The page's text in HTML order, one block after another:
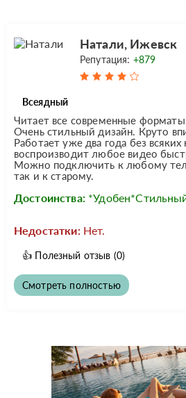
Натали, Ижевск
Репутация: +879
Всеядный
Читает все современные
Очень стильный дизайн. Круто
Работает уже два года без всяких
воспроизводит любое видео
Можно подключить к любому
так и к старому.
Достоинства:
Недостатки: Нет.
👍 Полезный отзыв (0)
Смотреть полностью